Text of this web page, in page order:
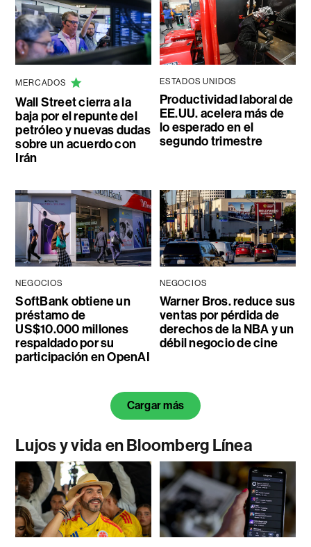
MERCADOS
Wall Street cierra a la
baja por el repunte del
petróleo y nuevas dudas
sobre un acuerdo con
Irán
ESTADOS UNIDOS
Productividad laboral de
EE.UU. acelera más de
lo esperado en el
segundo trimestre
NEGOCIOS
SoftBank obtiene un
préstamo de
US$10.000 millones
respaldado por su
participación en OpenAI
NEGOCIOS
Warner Bros. reduce sus
ventas por pérdida de
derechos de la NBA y un
débil negocio de cine
Cargar más
Lujos y vida en Bloomberg Línea